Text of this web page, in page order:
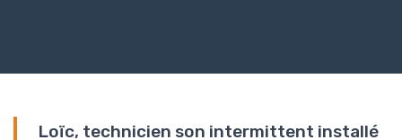
Loïc, technicien son intermittent installé